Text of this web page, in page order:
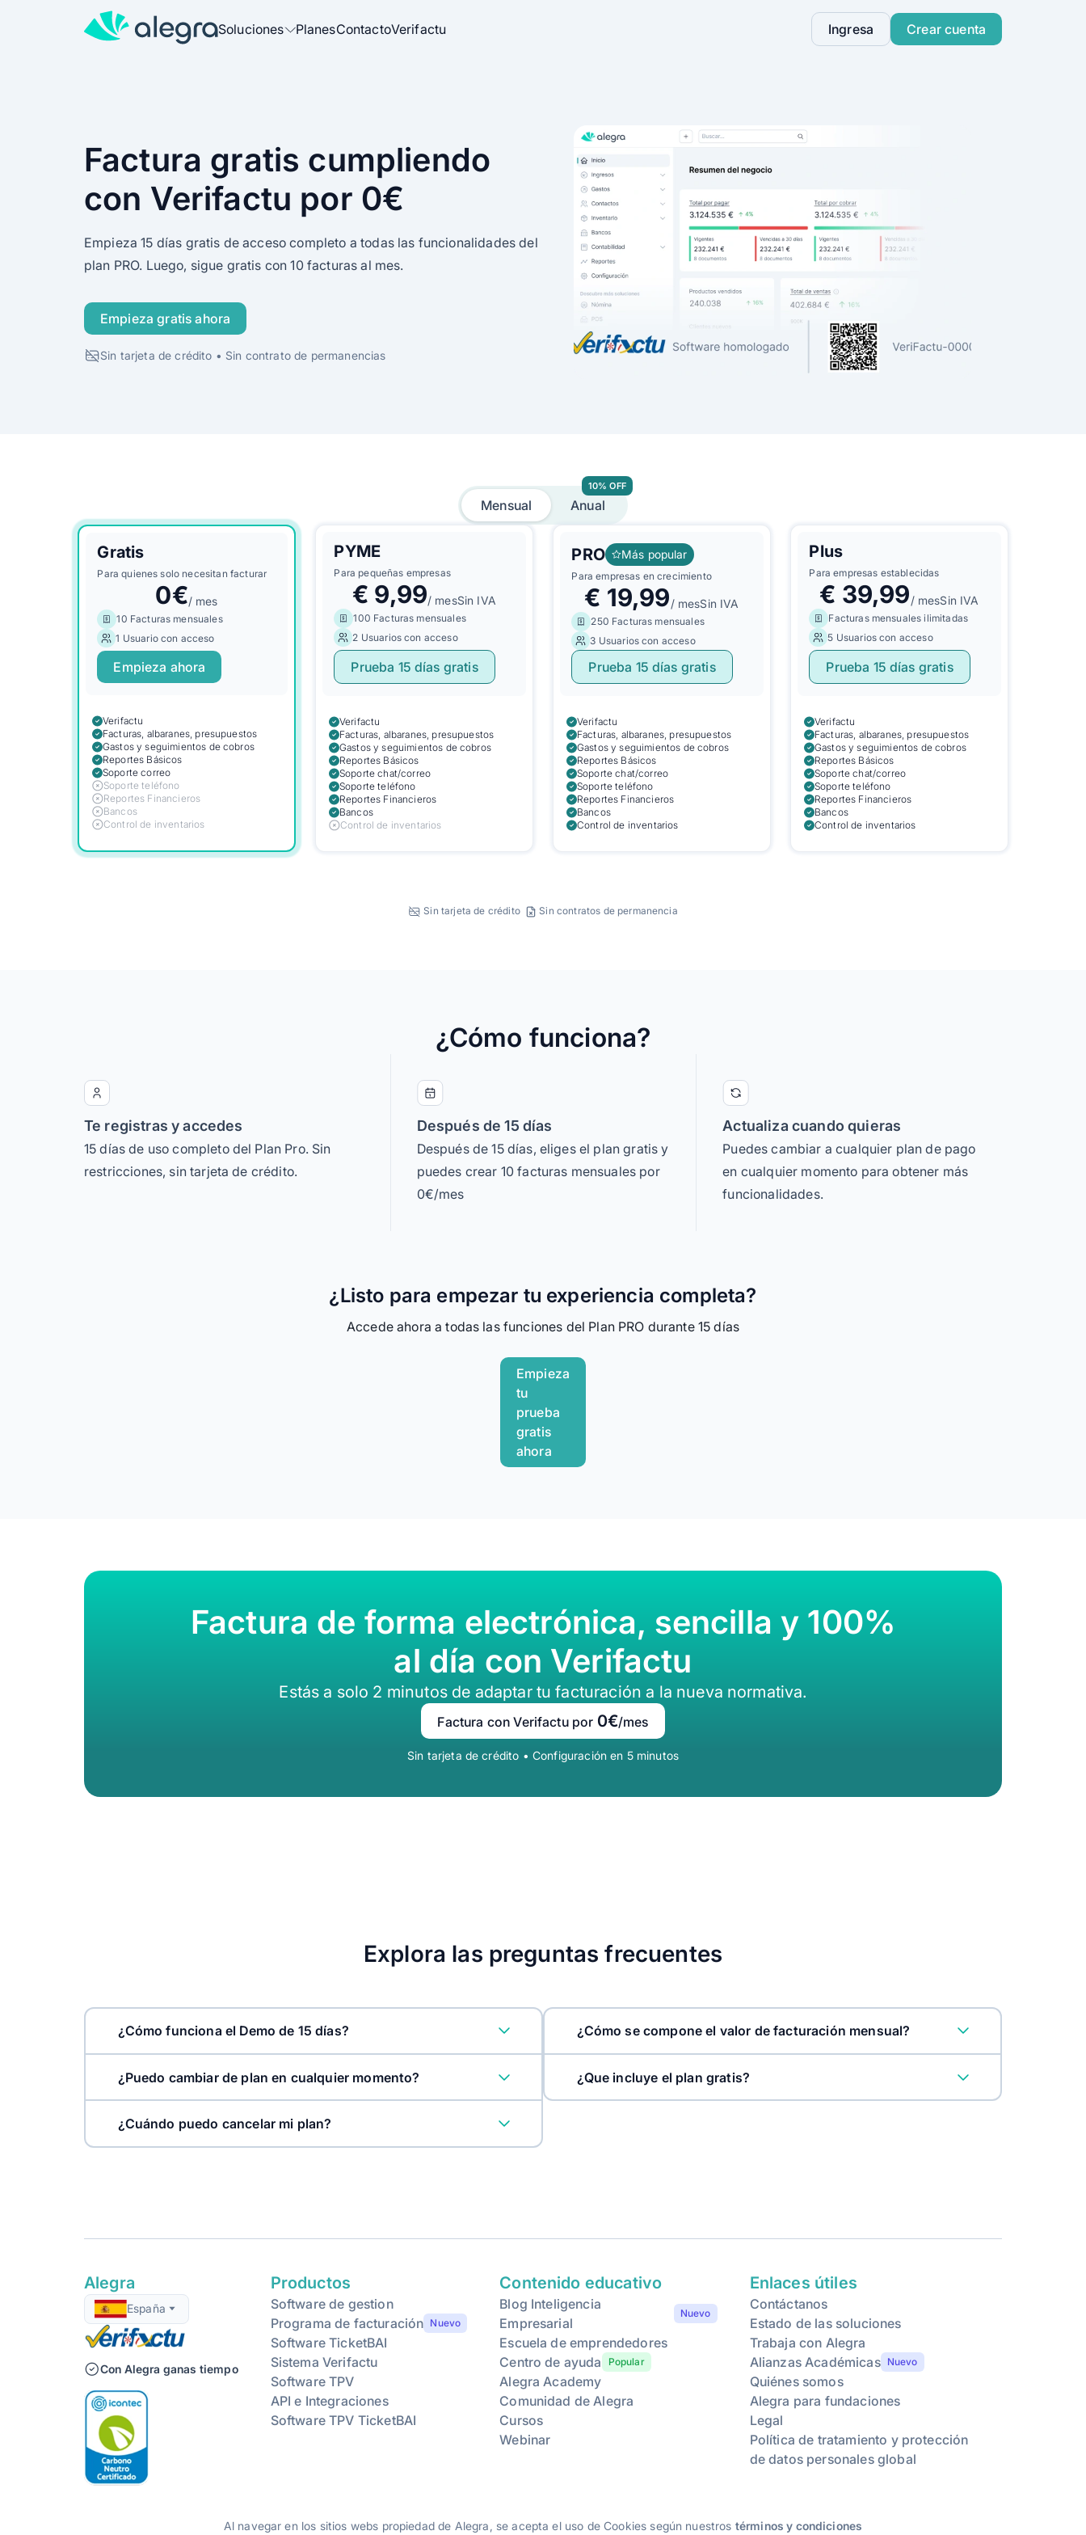
Soluciones
Facturación
Factura electrónicamente con un clic
Agiliza tus ventas y controla tu efectivo
TicketBAI
PlanesContactoVerifactu Ingresa Crear cuenta
Factura gratis cumpliendo
con Verifactu por 0€
Empieza 15 días gratis de acceso completo a todas las funcionalidades del
plan PRO. Luego, sigue gratis con 10 facturas al mes.
Empieza gratis ahora
Sin tarjeta de crédito • Sin contrato de permanencias
Mensual Anual
10% OFF
Gratis
Para quienes solo necesitan facturar
0€/ mes
10 Facturas mensuales
1 Usuario con acceso
Empieza ahora
Verifactu
Facturas, albaranes, presupuestos
Gastos y seguimientos de cobros
Reportes Básicos
Soporte correo
Soporte teléfono
Reportes Financieros
Bancos
Control de inventarios
PYME
Para pequeñas empresas
€ 9,99/ mesSin IVA
100 Facturas mensuales
2 Usuarios con acceso
Prueba 15 días gratis
Verifactu
Facturas, albaranes, presupuestos
Gastos y seguimientos de cobros
Reportes Básicos
Soporte chat/correo
Soporte teléfono
Reportes Financieros
Bancos
Control de inventarios
PRO Más popular
Para empresas en crecimiento
€ 19,99/ mesSin IVA
250 Facturas mensuales
3 Usuarios con acceso
Prueba 15 días gratis
Verifactu
Facturas, albaranes, presupuestos
Gastos y seguimientos de cobros
Reportes Básicos
Soporte chat/correo
Soporte teléfono
Reportes Financieros
Bancos
Control de inventarios
Plus
Para empresas establecidas
€ 39,99/ mesSin IVA
Facturas mensuales ilimitadas
5 Usuarios con acceso
Prueba 15 días gratis
Verifactu
Facturas, albaranes, presupuestos
Gastos y seguimientos de cobros
Reportes Básicos
Soporte chat/correo
Soporte teléfono
Reportes Financieros
Bancos
Control de inventarios
Sin tarjeta de crédito Sin contratos de permanencia
¿Cómo funciona?
Te registras y accedes
15 días de uso completo del Plan Pro. Sin
restricciones, sin tarjeta de crédito.
Después de 15 días
Después de 15 días, eliges el plan gratis y
puedes crear 10 facturas mensuales por
0€/mes
Actualiza cuando quieras
Puedes cambiar a cualquier plan de pago
en cualquier momento para obtener más
funcionalidades.
¿Listo para empezar tu experiencia completa?
Accede ahora a todas las funciones del Plan PRO durante 15 días
Empieza
tu
prueba
gratis
ahora
Factura de forma electrónica, sencilla y 100%
al día con Verifactu
Estás a solo 2 minutos de adaptar tu facturación a la nueva normativa.
Factura con Verifactu por 0€/mes
Sin tarjeta de crédito • Configuración en 5 minutos
Explora las preguntas frecuentes
¿Cómo funciona el Demo de 15 días?
¿Puedo cambiar de plan en cualquier momento?
¿Cuándo puedo cancelar mi plan?
¿Cómo se compone el valor de facturación mensual?
¿Que incluye el plan gratis?
Alegra
España
Con Alegra ganas tiempo
Productos
Software de gestion
Programa de facturación Nuevo
Software TicketBAI
Sistema Verifactu
Software TPV
API e Integraciones
Software TPV TicketBAI
Contenido educativo
Blog Inteligencia
Empresarial
Nuevo
Escuela de emprendedores
Centro de ayuda
Popular
Alegra Academy
Comunidad de Alegra
Cursos
Webinar
Enlaces útiles
Contáctanos
Estado de las soluciones
Trabaja con Alegra
Alianzas Académicas
Nuevo
Quiénes somos
Alegra para fundaciones
Legal
Política de tratamiento y protección
de datos personales global
Al navegar en los sitios webs propiedad de Alegra, se acepta el uso de Cookies según nuestros términos y condiciones